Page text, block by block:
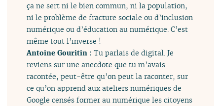
ça ne sert ni le bien commun, ni la population,
ni le problème de fracture sociale ou d’inclusion
numérique ou d’éducation au numérique. C’est
même tout l’inverse !
Antoine Gouritin :Tu parlais de digital. Je
reviens sur une anecdote que tu m’avais
racontée, peut-être qu’on peut la raconter, sur
ce qu’on apprend aux ateliers numériques de
Google censés former au numérique les citoyens